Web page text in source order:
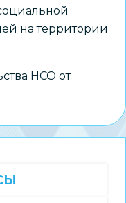
на территории
НСО от